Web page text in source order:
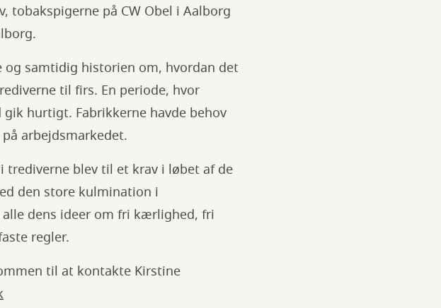
tobakspigerne på CW Obel i Aalborg
samtidig historien om, hvordan det
til firs. En periode, hvor
hurtigt. Fabrikkerne havde behov
arbejdsmarkedet.
blev til et krav i løbet af de
den store kulmination i
dens ideer om fri kærlighed, fri
regler.
til at kontakte Kirstine